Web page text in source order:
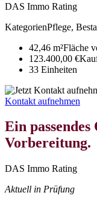
DAS Immo Rating
KategorienPflege,
42,46 m²Fläche
123.400,00 €
33 Ein­heiten
Kontakt aufnehmen
Ein
Vorbereitung.
DAS Immo Rating
Aktuell in Prüfung